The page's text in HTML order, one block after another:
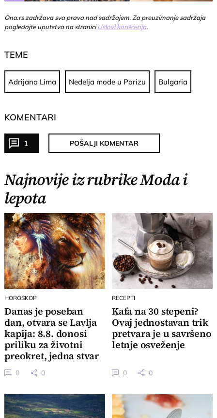
Ona.rs zadržava sva prava nad sadržajem. Za preuzimanje sadržaja
pogledajte uputstva na straniciUslovi korišćenja.
TEME
Adrijana Lima Nedelja mode u Parizu Bulgaria
KOMENTARI
1 POŠALJI KOMENTAR
Najnovije iz rubrike Moda i
lepota
HOROSKOP
Danas je poseban
dan, otvara se Lavlja
kapija: 8.8. donosi
priliku za životni
preokret, jedna stvar
je ključna
0 0
RECEPTI
Kafa na 30 stepeni?
Ovaj jednostavan trik
pretvara je u savršeno
letnje osveženje
0 0